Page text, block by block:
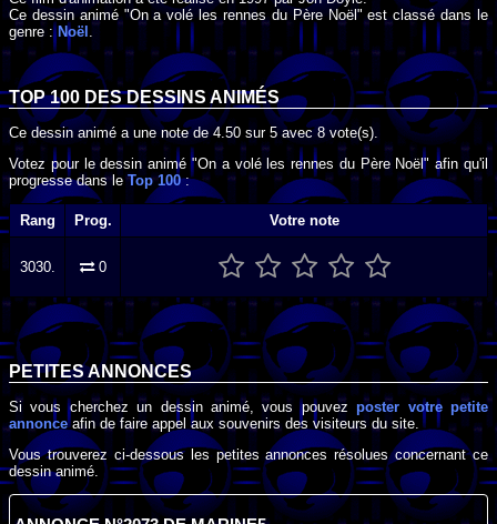
Ce dessin animé "On a volé les rennes du Père Noël" est classé dans le
genre : Noël
TOP 100 DESDESSINS ANIMÉS
Ce dessin animé a une note de4.50 sur 5avec8vote(s).
Votez pour le dessin animé "On a volé les rennes du Père Noël" afin qu'il
progresse dans leTop 100:
Rang Prog. Votre note
3030. 0
PETITES ANNONCES
Si vous cherchez un dessin animé, vous pouvezposter votre petite
annonceafin de faire appel aux souvenirs des visiteurs du site.
Vous trouverez ci-dessous les petites annonces résolues concernant ce
dessin animé.